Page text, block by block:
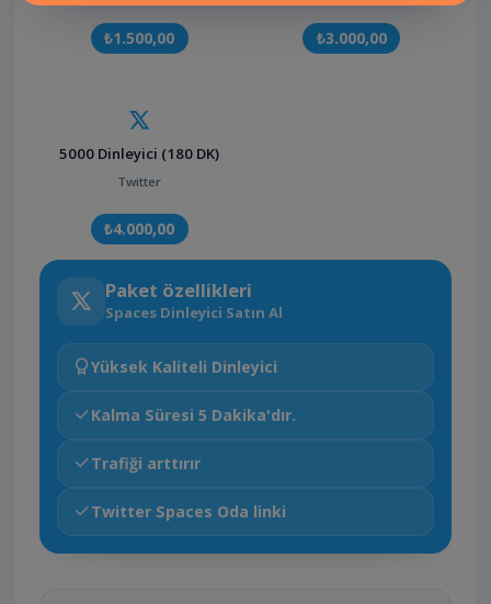
₺1.500,00 ₺3.000,00
5000 Dinleyici (180 DK)
Twitter
₺4.000,00
Paket özellikleri
Spaces Dinleyici Satın Al
Yüksek Kaliteli Dinleyici
Kalma Süresi 5 Dakika'dır.
Trafiği arttırır
Twitter Spaces Oda linki